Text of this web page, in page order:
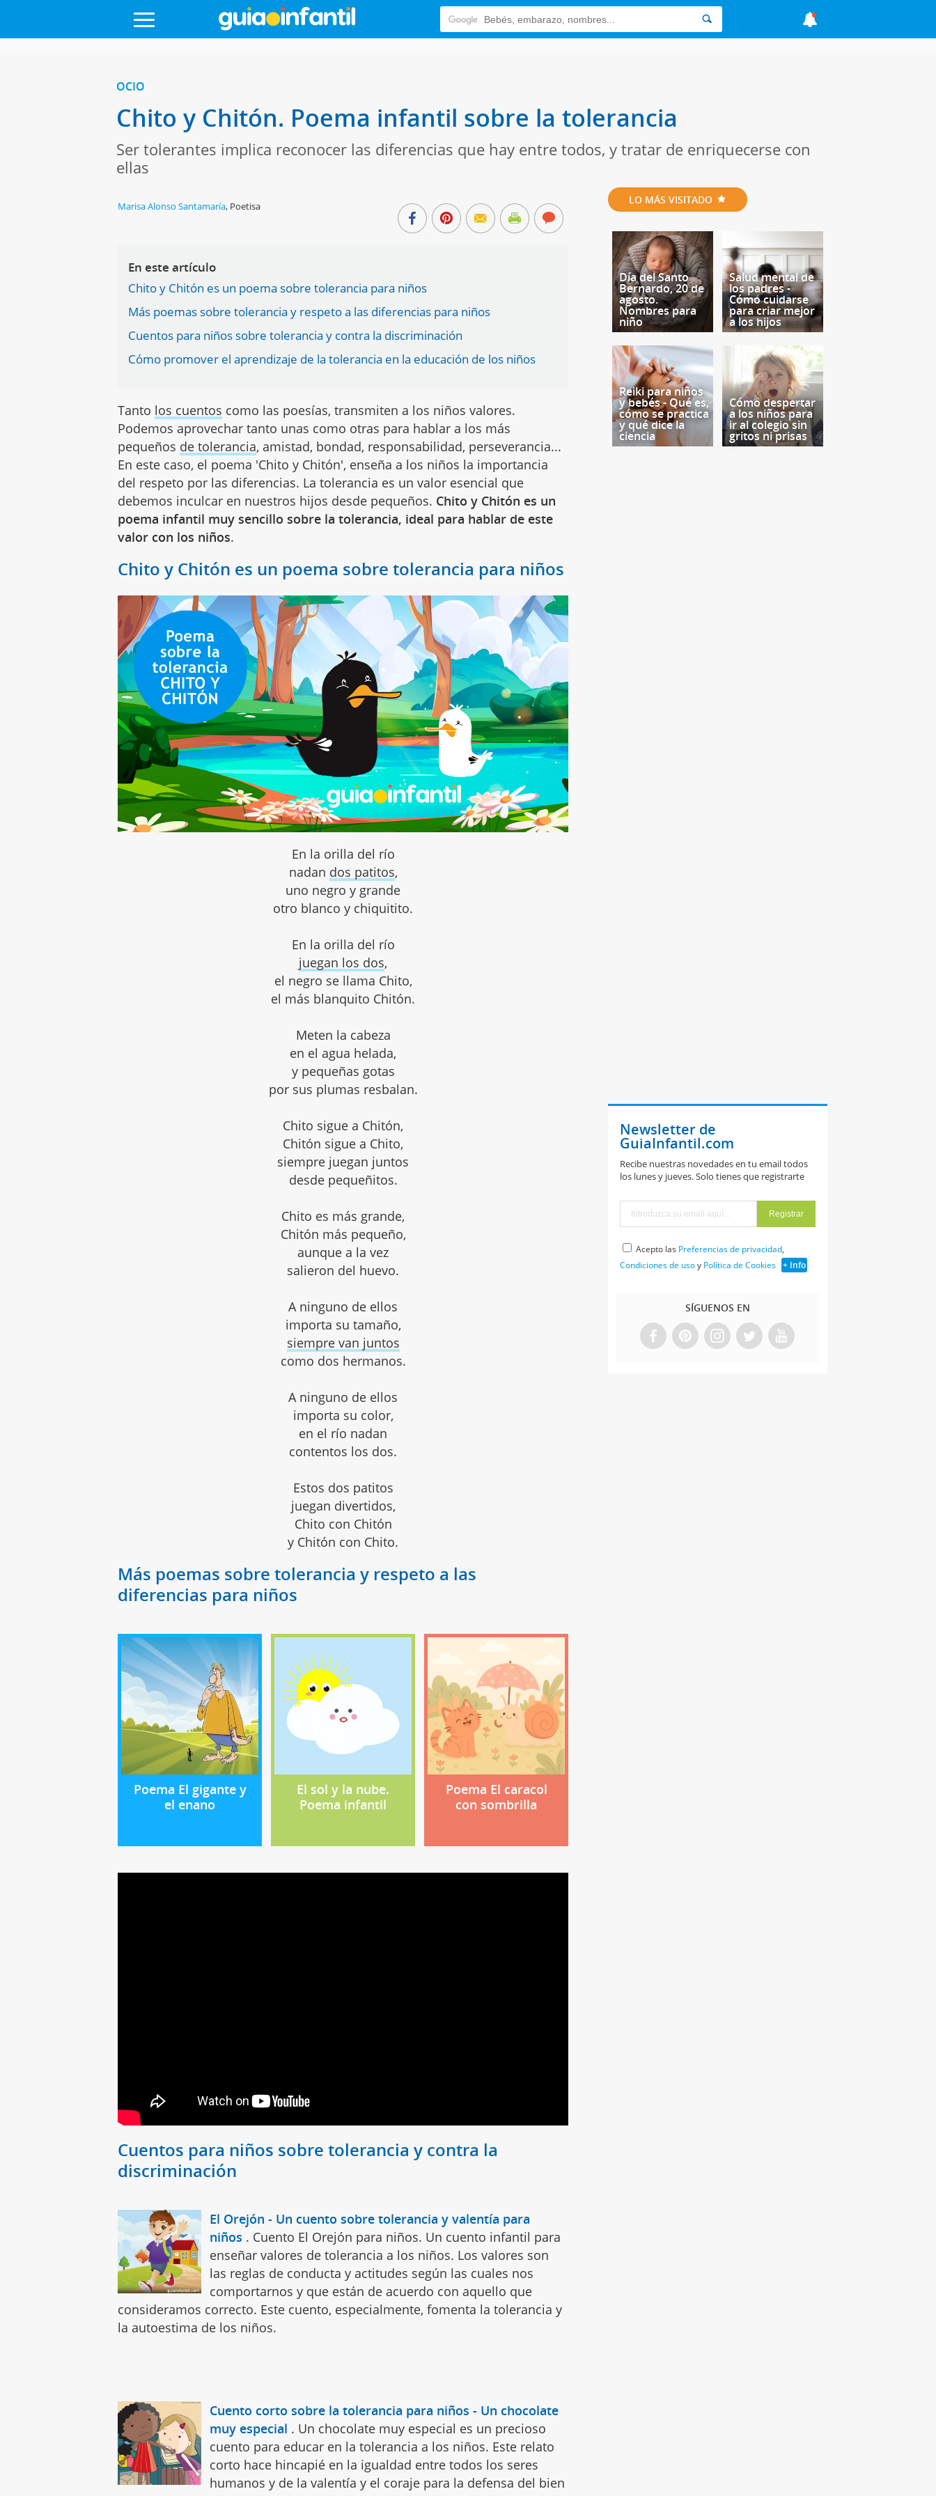
OCIO
Chito y Chitón. Poema infantil sobre la tolerancia
Ser tolerantes implica reconocer las diferencias que hay entre todos, y tratar de enriquecerse con
ellas
Marisa Alonso Santamaría, Poetisa
En este artículo
Chito y Chitón es un poema sobre tolerancia para niños
Más poemas sobre tolerancia y respeto a las diferencias para niños
Cuentos para niños sobre tolerancia y contra la discriminación
Cómo promover el aprendizaje de la tolerancia en la educación de los niños
Tanto los cuentos como las poesías, transmiten a los niños valores.
Podemos aprovechar tanto unas como otras para hablar a los más
pequeños de tolerancia, amistad, bondad, responsabilidad, perseverancia...
En este caso, el poema 'Chito y Chitón', enseña a los niños la importancia
del respeto por las diferencias. La tolerancia es un valor esencial que
debemos inculcar en nuestros hijos desde pequeños. Chito y Chitón es un
poema infantil muy sencillo sobre la tolerancia, ideal para hablar de este
valor con los niños.
Chito y Chitón es un poema sobre tolerancia para niños
En la orilla del río
nadan dos patitos,
uno negro y grande
otro blanco y chiquitito.
En la orilla del río
juegan los dos,
el negro se llama Chito,
el más blanquito Chitón.
Meten la cabeza
en el agua helada,
y pequeñas gotas
por sus plumas resbalan.
Chito sigue a Chitón,
Chitón sigue a Chito,
siempre juegan juntos
desde pequeñitos.
Chito es más grande,
Chitón más pequeño,
aunque a la vez
salieron del huevo.
A ninguno de ellos
importa su tamaño,
siempre van juntos
como dos hermanos.
A ninguno de ellos
importa su color,
en el río nadan
contentos los dos.
Estos dos patitos
juegan divertidos,
Chito con Chitón
y Chitón con Chito.
Más poemas sobre tolerancia y respeto a las
diferencias para niños
Poema El gigante y
el enano
El sol y la nube.
Poema infantil
Poema El caracol
con sombrilla
Cuentos para niños sobre tolerancia y contra la
discriminación
El Orejón - Un cuento sobre tolerancia y valentía para
niños . Cuento El Orejón para niños. Un cuento infantil para
enseñar valores de tolerancia a los niños. Los valores son
las reglas de conducta y actitudes según las cuales nos
comportarnos y que están de acuerdo con aquello que
consideramos correcto. Este cuento, especialmente, fomenta la tolerancia y
la autoestima de los niños.
Cuento corto sobre la tolerancia para niños - Un chocolate
muy especial . Un chocolate muy especial es un precioso
cuento para educar en la tolerancia a los niños. Este relato
corto hace hincapié en la igualdad entre todos los seres
humanos y de la valentía y el coraje para la defensa del bien
LO MÁS VISITADO
Día del Santo
Bernardo, 20 de
agosto.
Nombres para
niño
Salud mental de
los padres -
Cómo cuidarse
para criar mejor
a los hijos
Reiki para niños
y bebés - Qué es,
cómo se practica
y qué dice la
ciencia
Cómo despertar
a los niños para
ir al colegio sin
gritos ni prisas
Newsletter de
GuiaInfantil.com
Recibe nuestras novedades en tu email todos
los lunes y jueves. Solo tienes que registrarte
Acepto las Preferencias de privacidad,
Condiciones de usoy Política de Cookies + Info
SÍGUENOS EN